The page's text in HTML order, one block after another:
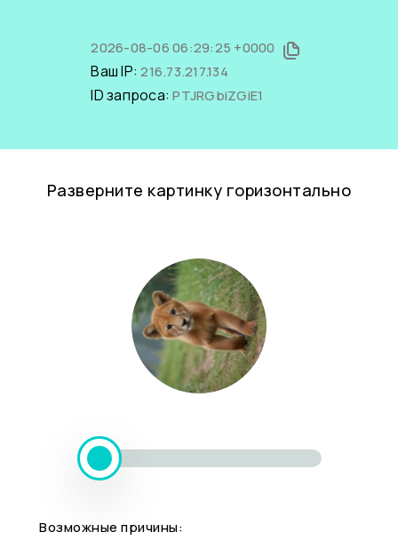
2026-08-06 06:29:25 +0000
Ваш IP:216.73.217.134
ID запроса:PTJRGbiZGiE1
Разверните картинку горизонтально
Возможные причины: